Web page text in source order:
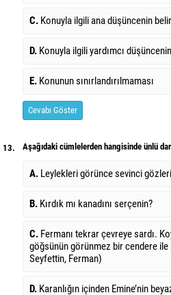
C. Konuyla ilgili ana düşüncenin
D. Konuyla ilgili yardımcı
E. Konunun sınırlandırılmaması
Cevabı Göster
13. Aşağıdaki cümlelerden hangisinde ünlü
A. Leylekleri görünce sevinci
B. Kırdık mı kanadını serçenin?
C. Fermanı tekrar çevreye sardı.
göğsünün görünmez bir cendere ile
Seyfettin, Ferman)
D. Karanlığın içinden Emine’nin